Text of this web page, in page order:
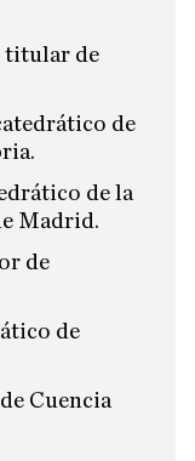
titular de
de
de la
Madrid.
de
de
Cuencia